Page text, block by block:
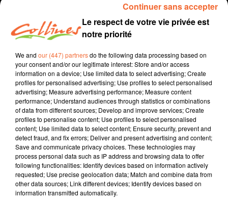
25 février 2022 - 12 min 12 sec
JOURNAL DU VENDREDI 25 FEVRIER ( MIDI )
L'info près de chez vous.
L’Europe sous le choc après la guerre déclarée en
Ukraine par la Russie ; les réactions s’enchainent en
Deux-Sèvres avec un rassemblement prévu ce soir
place de la Brèche ;
Un garage dévasté par un incendie la nuit dernière à
Combrand
Le club des entreprises du bocage reprend ses
plénières, avec un thème en attente depuis mars 2020 :
le pouvoir du collectif au féminin ;
En ce mois de février on parle déjà de la saison
Le respect de votre vie privée est
notre priorité
We and our (447) partnersdo the following data processing based on
your consent and/or our legitimate interest: Store and/or access
information on a device; Use limited data to select advertising; Create
profiles for personalised advertising; Use profiles to select personalised
advertising; Measure advertising performance; Measure content
performance; Understand audiences through statistics or combinations
of data from different sources; Develop and improve services; Create
profiles to personalise content; Use profiles to select personalised
content; Use limited data to select content; Ensure security, prevent and
detect fraud, and fix errors; Deliver and present advertising and content;
Save and communicate privacy choices. These technologies may
process personal data such as IP address and browsing data to offer
following functionalities: Identify devices based on information actively
requested; Use precise geolocation data; Match and combine data from
other data sources; Link different devices; Identify devices based on
information transmitted automatically.
Continuer sans accepter